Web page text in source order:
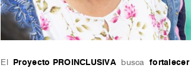
El Proyecto PROINCLUSIVA busca